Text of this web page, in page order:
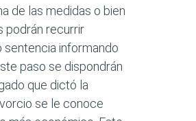
de las medidas o bien
podrán recurrir
informando
paso se dispondrán
que dictó la
se le conoce